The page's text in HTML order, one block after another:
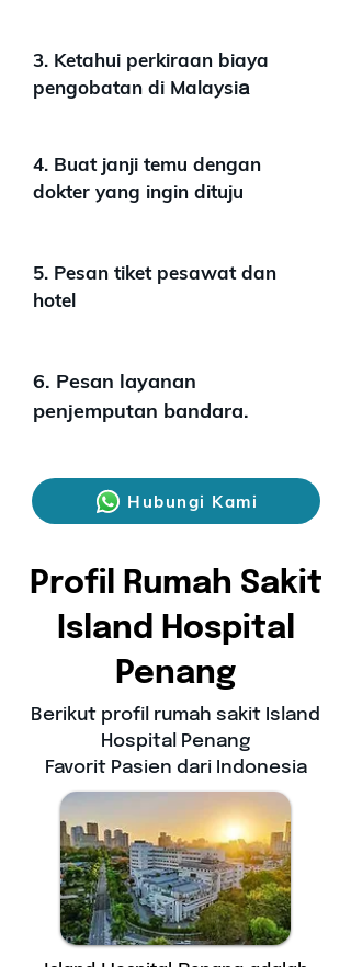
3. Ketahui perkiraan biaya
pengobatan di Malaysia
4. Buat janji temu dengan
dokter yang ingin dituju
5. Pesan tiket pesawat dan
hotel
6. Pesan layanan
penjemputan bandara.
Hubungi Kami
Profil Rumah Sakit
Island Hospital
Penang
Berikut profil rumah sakit Island
Hospital Penang
Favorit Pasien dari Indonesia